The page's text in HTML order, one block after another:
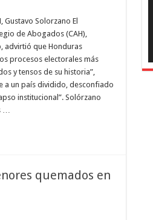
Gustavo Solorzano El
de Abogados (CAH),
advirtió que Honduras
procesos electorales más
y tensos de su historia”,
a un país dividido, desconfiado
institucional”. Solórzano
…
quemados en